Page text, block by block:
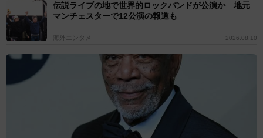
伝説ライブの地で世界的ロックバンドが公演か 地元
マンチェスターで12公演の報道も
海外エンタメ 2026.08.10